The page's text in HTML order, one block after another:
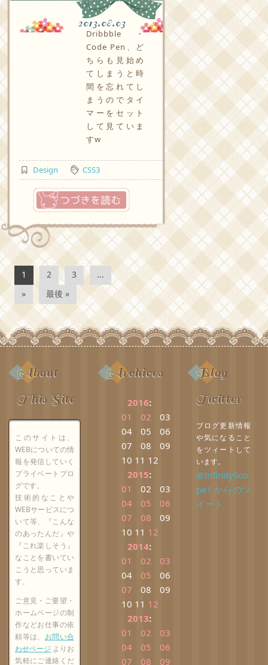
2013.08.03
Dribbble・
Code Pen、ど
ちらも見始め
てしまうと時
間を忘れてし
まうのでタイ
マーをセット
して見ていま
すw
Design CSS3
つづきを読む
1 2 3
...
»
最後 »
About
This Site
このサイトは、
WEBについての情
報を発信していく
プライベートブロ
グです。
技術的なことや
WEBサービスにつ
いて等、『こんな
のあったんだ』や
『これ楽しそう』
なことを書いてい
こうと思っていま
す。
ご意見・ご要望・
ホームページの制
作などお仕事の依
頼等は、 お問い合
わせページ よりお
気軽にご連絡くだ
Archives
2016:
01
02
03
04
05
06
07
08
09
10 11 12
2015:
01
02
03
04
05
06
07
08
09
10 11 12
2014:
01
02
03
04
05
06
07
08
09
10 11 12
2013:
01
02
03
04
05
06
07
08 09
Blog
Twitter
ブログ更新情報
や気になること
をツィートして
います。
@InfinitySco
pe1 からのツ
イート